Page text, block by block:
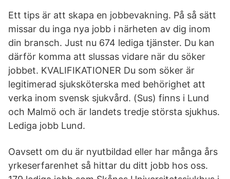
Ett tips är att skapa en jobbevakning. På så sätt
missar du inga nya jobb i närheten av dig inom
din bransch. Just nu 674 lediga tjänster. Du kan
därför komma att slussas vidare när du söker
jobbet. KVALIFIKATIONER Du som söker är
legitimerad sjuksköterska med behörighet att
verka inom svensk sjukvård. (Sus) finns i Lund
och Malmö och är landets tredje största sjukhus.
Lediga jobb Lund.
Oavsett om du är nyutbildad eller har många års
yrkeserfarenhet så hittar du ditt jobb hos oss.